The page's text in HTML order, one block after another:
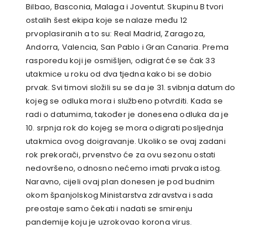
Bilbao, Basconia, Malaga i Joventut. Skupinu B tvori
ostalih šest ekipa koje se nalaze među 12
prvoplasiranih a to su: Real Madrid, Zaragoza,
Andorra, Valencia, San Pablo i Gran Canaria. Prema
rasporedu koji je osmišljen, odigrat će se čak 33
utakmice u roku od dva tjedna kako bi se dobio
prvak. Svi timovi složili su se da je 31. svibnja datum do
kojeg se odluka mora i službeno potvrditi. Kada se
radi o datumima, također je donesena odluka da je
10. srpnja rok do kojeg se mora odigrati posljednja
utakmica ovog doigravanje. Ukoliko se ovaj zadani
rok prekorači, prvenstvo će za ovu sezonu ostati
nedovršeno, odnosno nećemo imati prvaka istog.
Naravno, cijeli ovaj plan donesen je pod budnim
okom španjolskog Ministarstva zdravstva i sada
preostaje samo čekati i nadati se smirenju
pandemije koju je uzrokovao korona virus.